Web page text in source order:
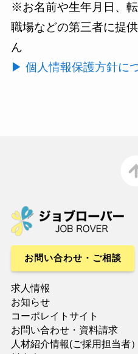
※お名前や生年月日、
職場などの第三者に提
ん
▶ 個人情報保護方針に
お問い合わせ・ご相談
求人情報
お知らせ
コーポレイトサイト
お問い合わせ・資料請求
人材紹介情報(ご採用担当者）